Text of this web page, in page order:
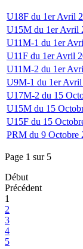
U18F du 1er Avril
U15M du 1er Avril
U11M-1 du 1er
U11F du 1er Avril
U11M-2 du 1er
U9M-1 du 1er
U17M-2 du 15
U15M du 15
U15F du 15
PRM du 9 Octobre
Page 1 sur 5
Début
Précédent
1
2
3
4
5